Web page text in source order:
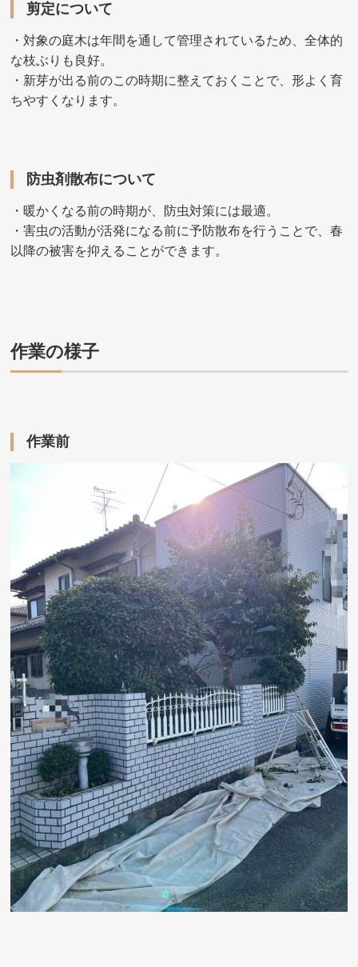
剪定について
・対象の庭木は年間を通して管理されているため、全体的
な枝ぶりも良好。
・新芽が出る前のこの時期に整えておくことで、形よく育
ちやすくなります。
防虫剤散布について
・暖かくなる前の時期が、防虫対策には最適。
・害虫の活動が活発になる前に予防散布を行うことで、春
以降の被害を抑えることができます。
作業の様子
作業前